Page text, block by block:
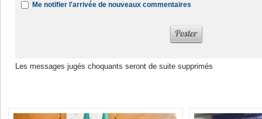
Me notifier l'arrivée de nouveaux commentaires
Les messages jugés choquants seront de suite supprimés